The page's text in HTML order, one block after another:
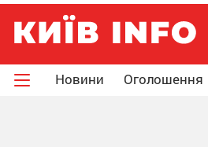
Новини Оголошення